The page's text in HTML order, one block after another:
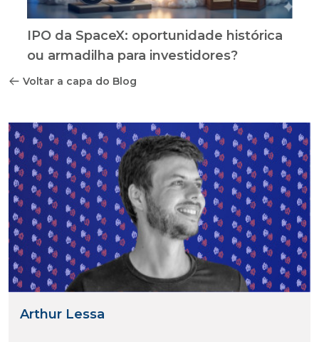
IPO da SpaceX: oportunidade histórica
ou armadilha para investidores?
Voltar a capa do Blog
Arthur Lessa